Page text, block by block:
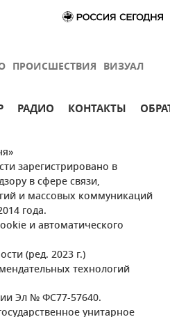
ПРОИСШЕСТВИЯ ВИЗУАЛ
РАДИО КОНТАКТЫ
зарегистрировано в
в сфере связи,
и массовых коммуникаций
года.
и автоматического
(ред. 2023 г.)
технологий
Эл № ФС77-57640.
унитарное